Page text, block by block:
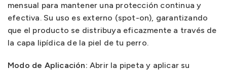
mensual para mantener una protección continua y
efectiva. Su uso es externo (spot-on), garantizando
que el producto se distribuya eficazmente a través de
la capa lipídica de la piel de tu perro.
Modo de Aplicación: Abrir la pipeta y aplicar su